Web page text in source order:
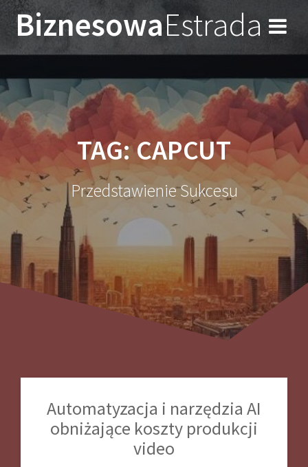
do
treści
BiznesowaEstrada
TAG:CAPCUT
Przedstawienie Sukcesu
Automatyzacja i narzędzia AI
obniżające koszty produkcji
video